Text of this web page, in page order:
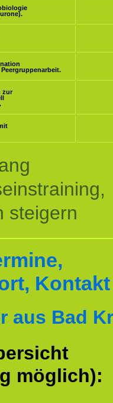
zur
steigern
Kontakt
aus Bad
möglich):